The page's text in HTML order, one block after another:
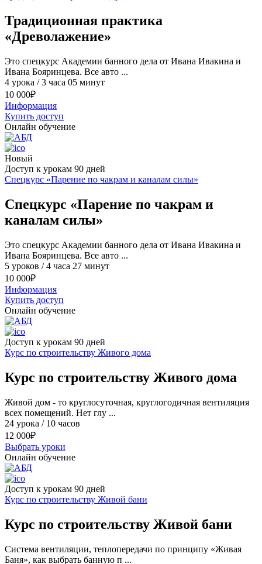
Традиционная практика
«Древолажение»
Это спецкурс Академии банного дела от Ивана Ивакина и
Ивана Бояринцева. Все авто ...
4 урока / 3 часа 05 минут
10 000₽
Информация
Купить доступ
Онлайн обучение
Новый
Доступ к урокам 90 дней
Спецкурс «Парение по чакрам и каналам силы»
Спецкурс «Парение по чакрам и
каналам силы»
Это спецкурс Академии банного дела от Ивана Ивакина и
Ивана Бояринцева. Все авто ...
5 уроков / 4 часа 27 минут
10 000₽
Информация
Купить доступ
Онлайн обучение
Доступ к урокам 90 дней
Курс по строительству Живого дома
Курс по строительству Живого дома
Живой дом - то круглосуточная, круглогодичная вентиляция
всех помещений. Нет глу ...
24 урока / 10 часов
12 000₽
Выбрать уроки
Онлайн обучение
Доступ к урокам 90 дней
Курс по строительству Живой бани
Курс по строительству Живой бани
Cистема вентиляции, теплопередачи по принципу «Живая
Баня», как выбрать банную п ...